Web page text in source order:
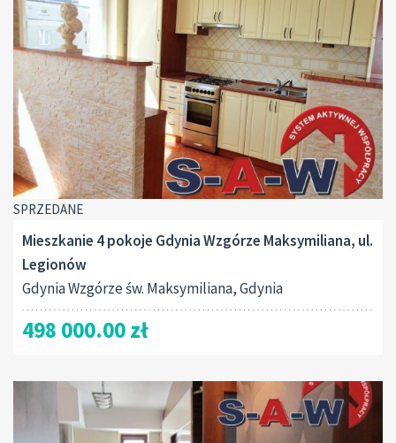
SPRZEDANE
Mieszkanie 4 pokoje Gdynia Wzgórze Maksymiliana, ul.
Legionów
Gdynia Wzgórze św. Maksymiliana, Gdynia
498 000.00 zł